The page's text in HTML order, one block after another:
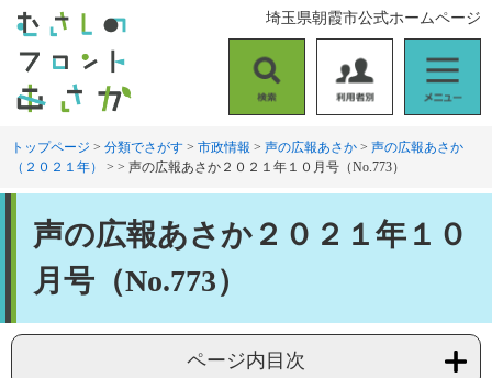
。
て
索
用
者
別
ニ
ュ
埼玉県朝霞市公式ホームページ
トップページ > 分類でさがす > 市政情報 > 声の広報あさか > 声の広報あさか
（２０２１年）
> > 声の広報あさか２０２１年１０月号（No.773）
声の広報あさか２０２１年１０
月号（No.773）
ページ内目次